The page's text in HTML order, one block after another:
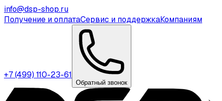
info@dsp-shop.ru
Получение и оплатаСервис и поддержкаКомпаниям
+7 (499) 110-23-61
Обратный звонок